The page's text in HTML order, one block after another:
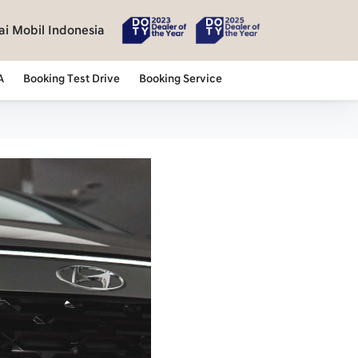
Mobil Indonesia
Booking Test Drive Booking Service